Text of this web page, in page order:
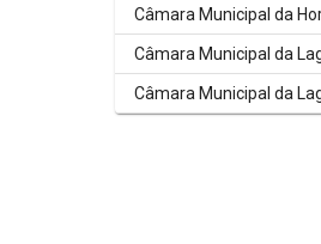
Câmara Municipal da
Câmara Municipal da
Câmara Municipal da